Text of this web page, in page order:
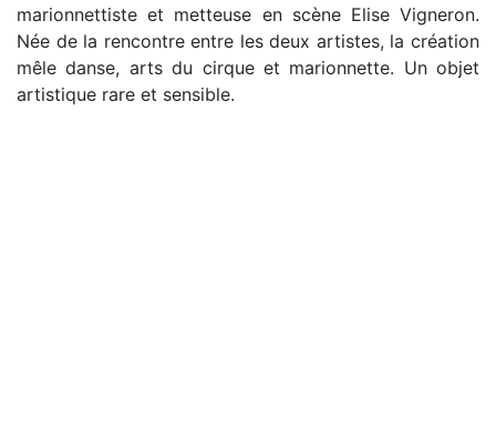
marionnettiste et metteuse en scène Elise Vigneron.
Née de la rencontre entre les deux artistes, la création
mêle danse, arts du cirque et marionnette. Un objet
artistique rare et sensible.